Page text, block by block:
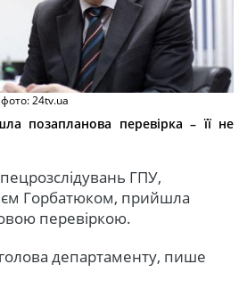
24tv.ua
позапланова перевірка – її не
ГПУ,
Горбатюком, прийшла
перевіркою.
департаменту, пише